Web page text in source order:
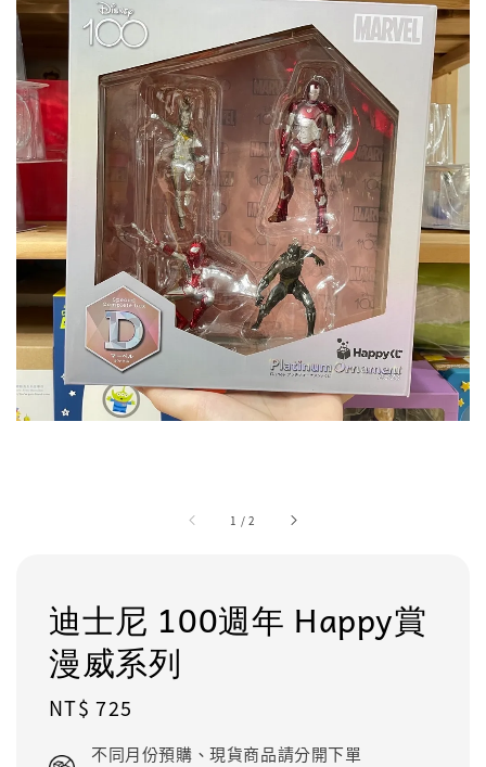
1 /2
迪士尼 100週年 Happy賞
漫威系列
Regular
NT$ 725
不同月份預購、現貨商品請分開下單